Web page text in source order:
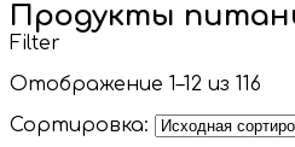
Продукты
Filter
Отображение 1–12 из 116
Сортировка: